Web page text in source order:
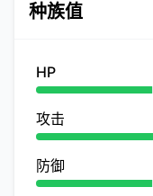
种族值
HP
攻击
防御